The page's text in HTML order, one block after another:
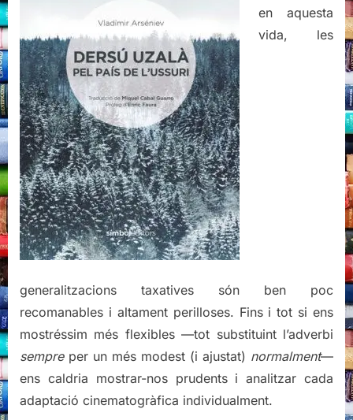
en aquesta
vida, les
generalitzacions taxatives són ben poc
recomanables i altament perilloses. Fins i tot si ens
mostréssim més flexibles —tot substituint l’adverbi
sempreper un més modest (i ajustat) normalment—
ens caldria mostrar-nos prudents i analitzar cada
adaptació cinematogràfica individualment.